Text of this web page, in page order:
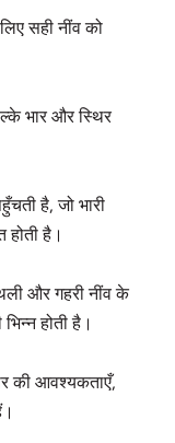
सही नींव को
भार और स्थिर
है, जो भारी
है।
और गहरी नींव के
होती है।
की आवश्यकताएँ,